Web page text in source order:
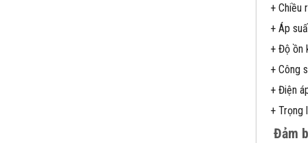
+ Chiều
+ Áp
+ Độ ồn
+ Công
+ Điện
+ Trọng
Đảm